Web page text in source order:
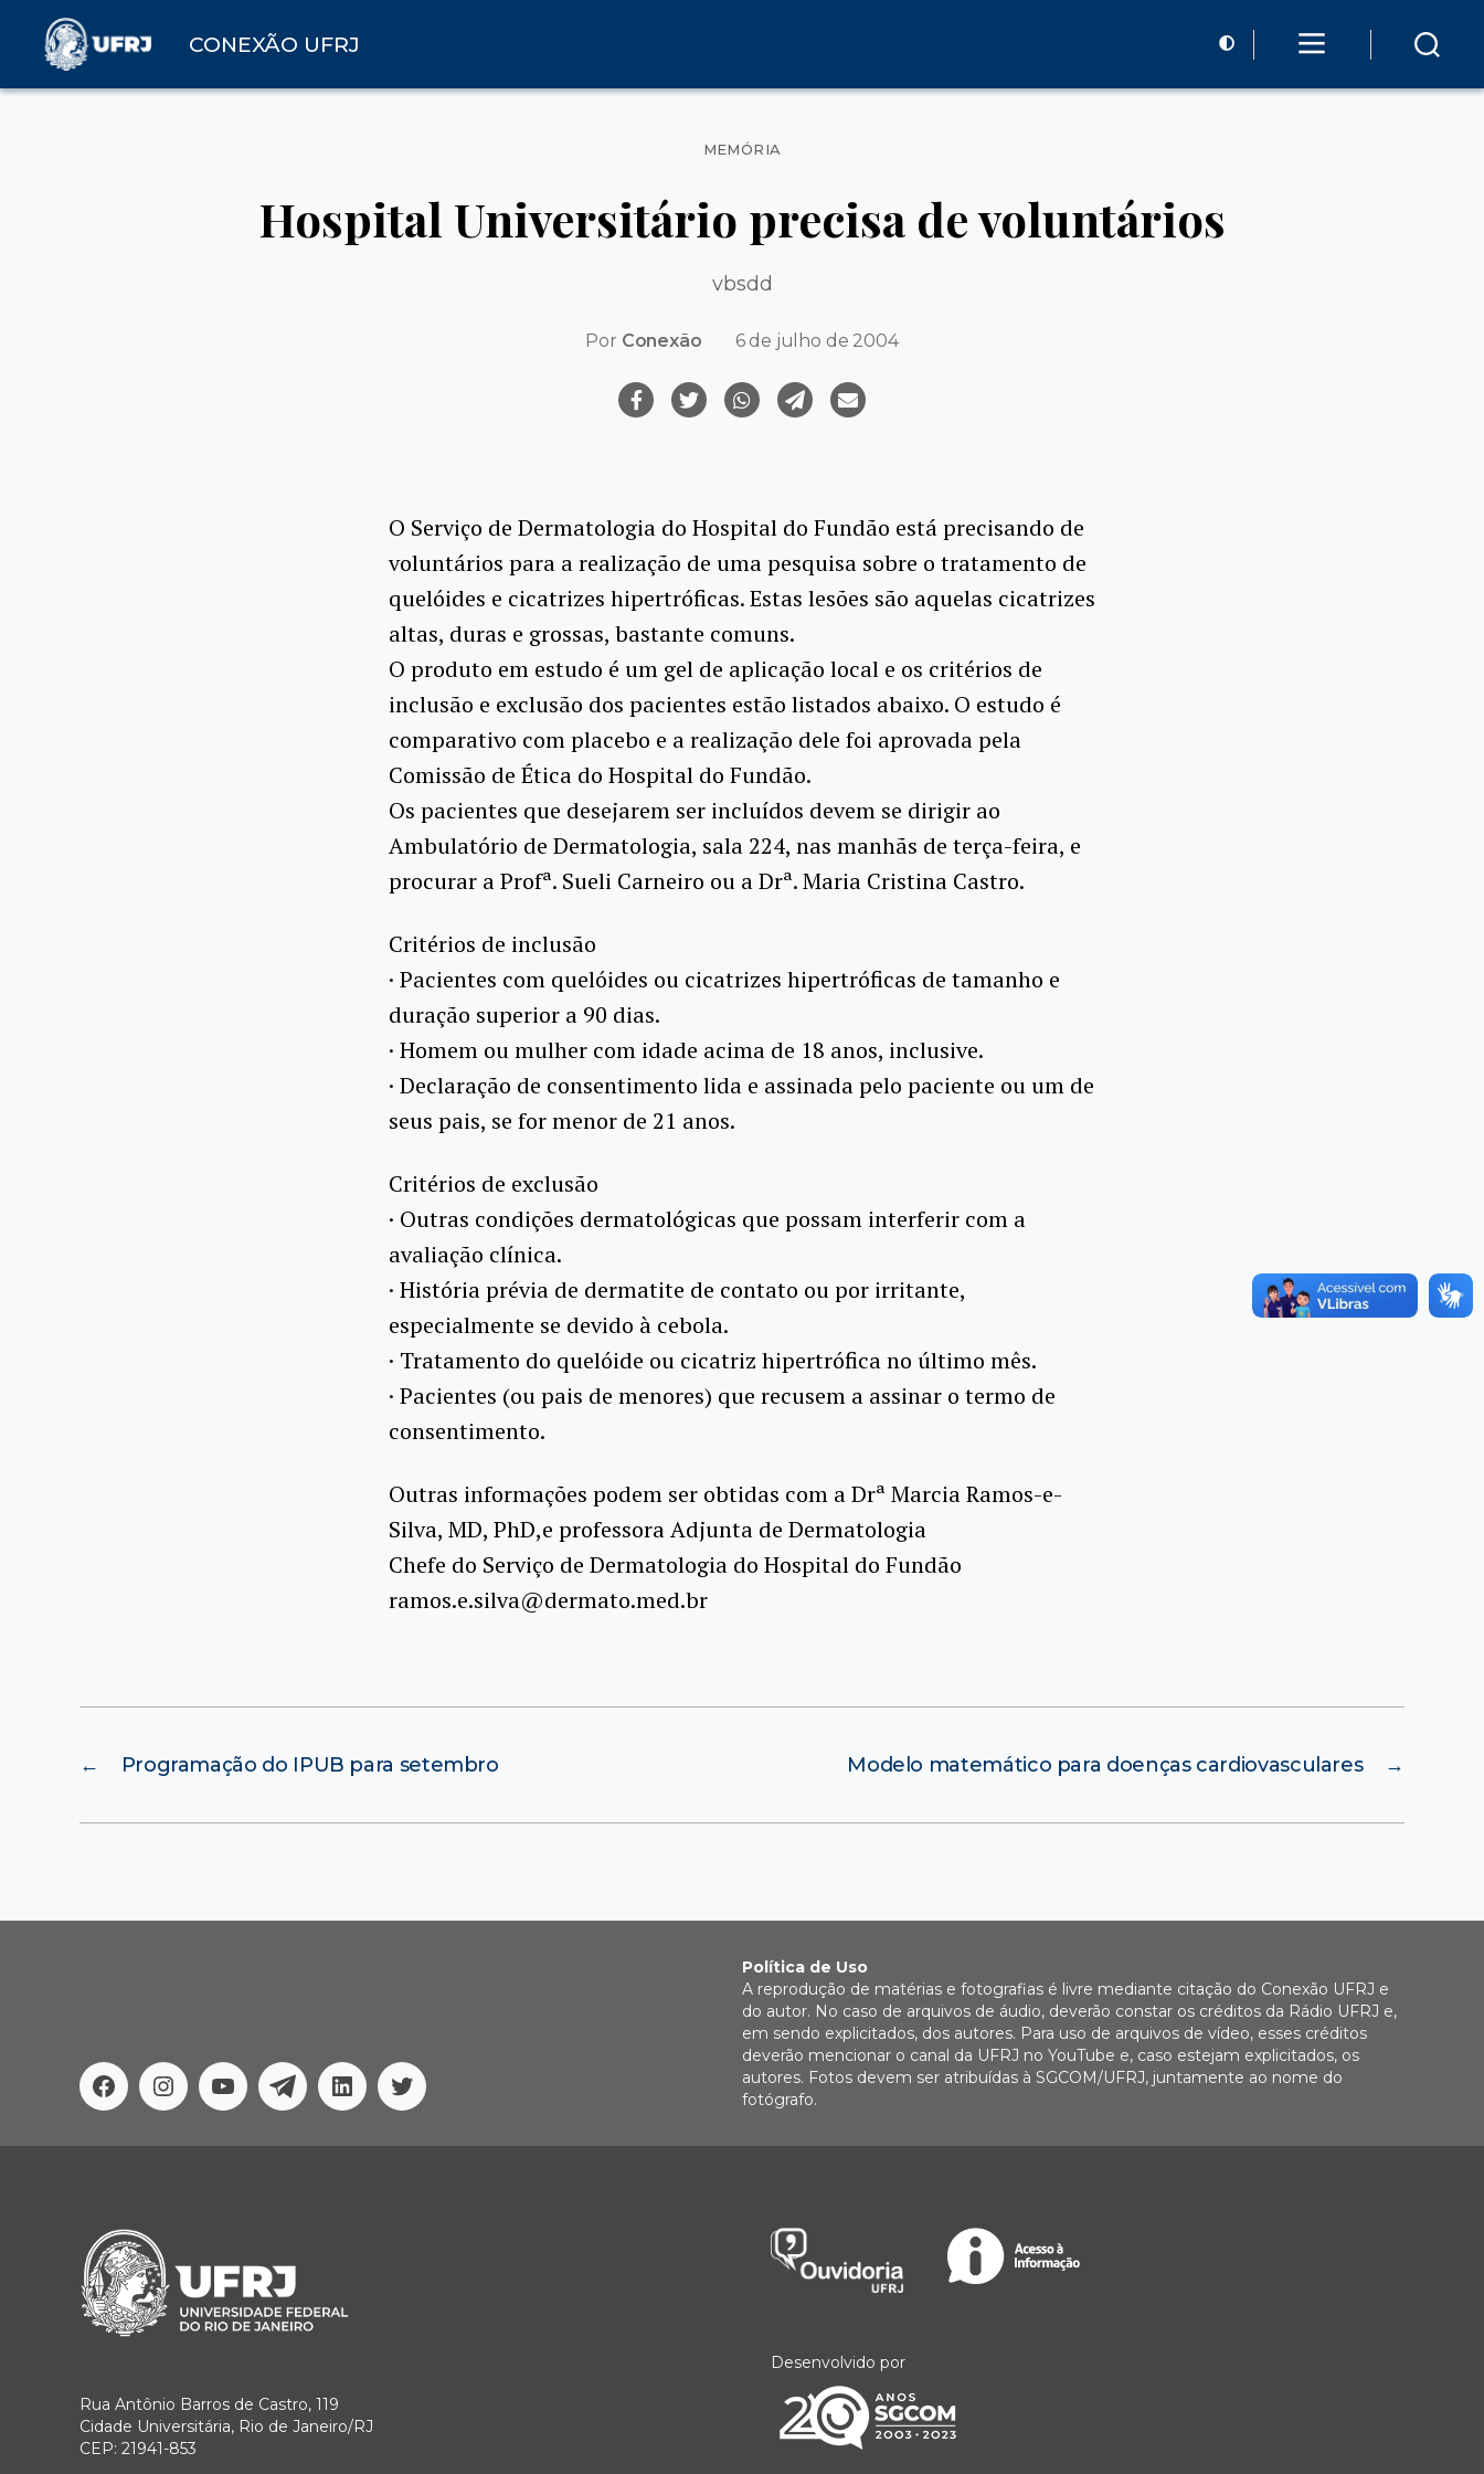
CONEXÃO UFRJ
Categorias
MEMÓRIA
Hospital Universitário precisa de voluntários
vbsdd
Por Conexão 6 de julho de 2004
O Serviço de Dermatologia do Hospital do Fundão está precisando de
voluntários para a realização de uma pesquisa sobre o tratamento de
quelóides e cicatrizes hipertróficas. Estas lesões são aquelas cicatrizes
altas, duras e grossas, bastante comuns.
O produto em estudo é um gel de aplicação local e os critérios de
inclusão e exclusão dos pacientes estão listados abaixo. O estudo é
comparativo com placebo e a realização dele foi aprovada pela
Comissão de Ética do Hospital do Fundão.
Os pacientes que desejarem ser incluídos devem se dirigir ao
Ambulatório de Dermatologia, sala 224, nas manhãs de terça-feira, e
procurar a Profª. Sueli Carneiro ou a Drª. Maria Cristina Castro.
Critérios de inclusão
· Pacientes com quelóides ou cicatrizes hipertróficas de tamanho e
duração superior a 90 dias.
· Homem ou mulher com idade acima de 18 anos, inclusive.
· Declaração de consentimento lida e assinada pelo paciente ou um de
seus pais, se for menor de 21 anos.
Critérios de exclusão
· Outras condições dermatológicas que possam interferir com a
avaliação clínica.
· História prévia de dermatite de contato ou por irritante,
especialmente se devido à cebola.
· Tratamento do quelóide ou cicatriz hipertrófica no último mês.
· Pacientes (ou pais de menores) que recusem a assinar o termo de
consentimento.
Outras informações podem ser obtidas com a Drª Marcia Ramos-e-
Silva, MD, PhD,e professora Adjunta de Dermatologia
Chefe do Serviço de Dermatologia do Hospital do Fundão
ramos.e.silva@dermato.med.br
← Programação do IPUB para setembro →
Modelo matemático para doenças cardiovasculares
FacebookInstagram
YoutubeTelegramLinkedinTwitter
Política de Uso
A reprodução de matérias e fotografias é livre mediante citação do Conexão UFRJ e
do autor. No caso de arquivos de áudio, deverão constar os créditos da Rádio UFRJ e,
em sendo explicitados, dos autores. Para uso de arquivos de vídeo, esses créditos
deverão mencionar o canal da UFRJ no YouTube e, caso estejam explicitados, os
autores. Fotos devem ser atribuídas à SGCOM/UFRJ, juntamente ao nome do
fotógrafo.
Rua Antônio Barros de Castro, 119
Cidade Universitária, Rio de Janeiro/RJ
CEP: 21941-853
Desenvolvido por